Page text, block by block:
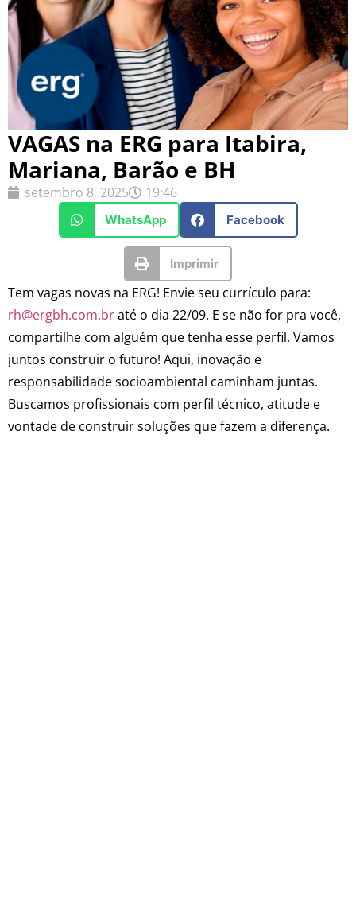
VAGAS na ERG para Itabira,
Mariana, Barão e BH
setembro 8, 2025 19:46
WhatsApp Facebook
Imprimir
Tem vagas novas na ERG! Envie seu currículo para:
rh@ergbh.com.braté o dia 22/09. E se não for pra você,
compartilhe com alguém que tenha esse perfil. Vamos
juntos construir o futuro! Aqui, inovação e
responsabilidade socioambiental caminham juntas.
Buscamos profissionais com perfil técnico, atitude e
vontade de construir soluções que fazem a diferença.